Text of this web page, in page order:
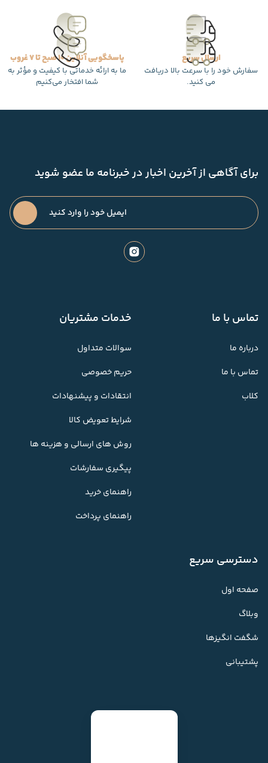
ارسال سریع
سفارش خود را با سرعت بالا دریافت
می کنید.
پاسخگویی آنلاین 10 صبح تا 7 غروب
ما به ارائه خدماتی با کیفیت و مؤثر به
شما افتخار می‌کنیم
برای آگاهی از آخرین اخبار در خبرنامه ما عضو شوید
تماس با ما
درباره ما
تماس با ما
کلاب
خدمات مشتریان
سوالات متداول
حریم خصوصی
انتقادات و پیشنهادات
شرایط تعویض کالا
روش های ارسالی و هزینه ها
پیگیری سفارشات
راهنمای خرید
راهنمای پرداخت
دسترسی سریع
صفحه اول
وبلاگ
شگفت انگیزها
پشتیبانی